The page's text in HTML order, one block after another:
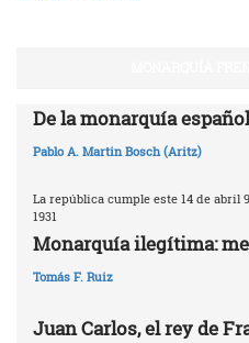
De la monarquía
Pablo A. Martin Bosch (Aritz)
La república cumple este 14 de abril
1931
Monarquía ilegítima:
Tomás F. Ruiz
Juan Carlos, el rey de